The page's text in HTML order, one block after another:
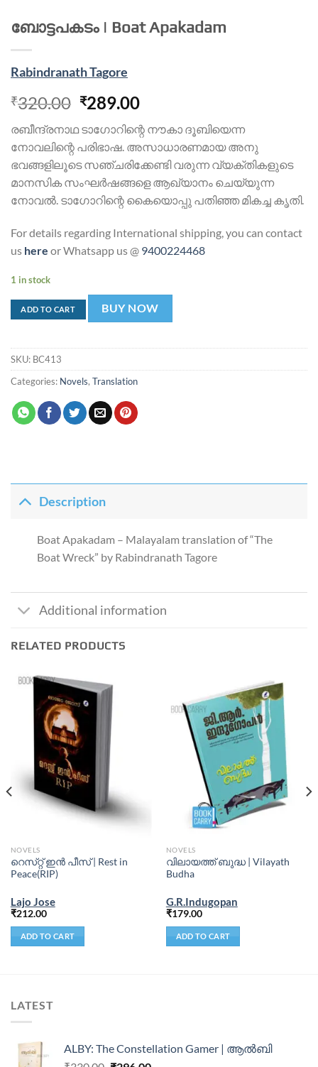
ബോട്ടപകടം | Boat Apakadam
Rabindranath Tagore
₹320.00 ₹289.00
രബീന്ദ്രനാഥ ടാഗോറിന്റെ നൗകാ ദൂബിയെന്ന
നോവലിന്റെ പരിഭാഷ. അസാധാരണമായ അനു
ഭവങ്ങളിലൂടെ സഞ്ചരിക്കേണ്ടി വരുന്ന വ്യക്തികളുടെ
മാനസിക സംഘര്‍ഷങ്ങളെ ആഖ്യാനം ചെയ്യുന്ന
നോവല്‍. ടാഗോറിന്റെ കൈയൊപ്പു പതിഞ്ഞ മികച്ച കൃതി.
For details regarding International shipping, you can contact
us here or Whatsapp us @ 9400224468
1 in stock
ADD TO CART BUY NOW
SKU: BC413
Categories: Novels, Translation
Description
Boat Apakadam – Malayalam translation of “The
Boat Wreck” by Rabindranath Tagore
Additional information
RELATED PRODUCTS
NOVELS
റെസ്‌റ്റ് ഇൻ പീസ് | Rest in
Peace(RIP)
Lajo Jose
₹212.00
ADD TO CART
NOVELS
വിലായത്ത് ബുദ്ധ | Vilayath
Budha
G.R.Indugopan
₹179.00
ADD TO CART
LATEST
ALBY: The Constellation Gamer | ആൽബി